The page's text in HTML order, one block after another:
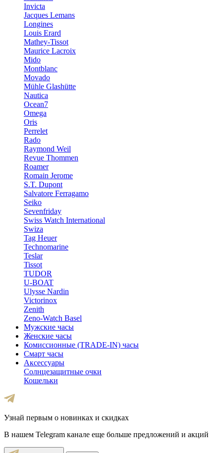
Invicta
Jacques Lemans
Longines
Louis Erard
Mathey-Tissot
Maurice Lacroix
Mido
Montblanc
Movado
Mühle Glashütte
Nautica
Ocean7
Omega
Oris
Perrelet
Rado
Raymond Weil
Revue Thommen
Roamer
Romain Jerome
S.T. Dupont
Salvatore Ferragamo
Seiko
Sevenfriday
Swiss Watch International
Swiza
Tag Heuer
Technomarine
Teslar
Tissot
TUDOR
U-BOAT
Ulysse Nardin
Victorinox
Zenith
Zeno-Watch Basel
Мужские часы
Женские часы
Комиссионные (TRADE-IN) часы
Смарт часы
Аксессуары
Солнцезащитные очки
Кошельки
Узнай первым о новинках и скидках
В нашем Telegram канале еще больше предложений и акций